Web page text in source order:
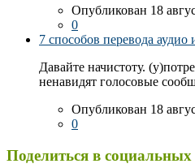
Опубликован 18
0
7 способов перевода аудио
Давайте начистоту.
ненавидят голосовые
Опубликован 18
0
Поделиться в социальных